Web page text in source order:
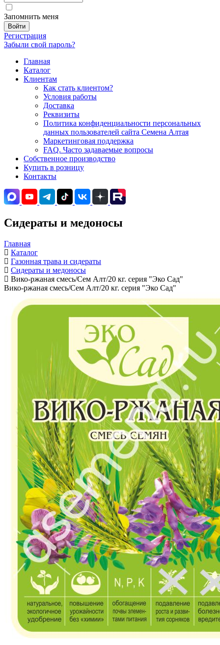
Запомнить меня
Регистрация
Забыли свой пароль?
Главная
Каталог
Клиентам
Как стать клиентом?
Условия работы
Доставка
Реквизиты
Политика конфиденциальности персональных
данных пользователей сайта Семена Алтая
Маркетинговая поддержка
FAQ. Часто задаваемые вопросы
Собственное производство
Купить в розницу
Контакты
Сидераты и медоносы
Главная
Каталог
Газонная трава и сидераты
Сидераты и медоносы
Вико-ржаная смесь/Сем Алт/20 кг. серия "Эко Сад"
Вико-ржаная смесь/Сем Алт/20 кг. серия "Эко Сад"